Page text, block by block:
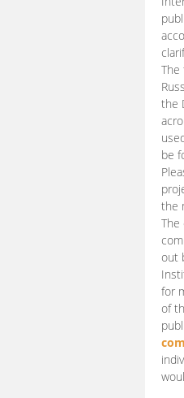
The
the
be
the
The
out
for
of